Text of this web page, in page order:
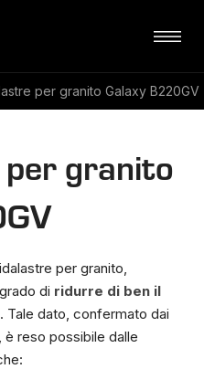
per granito Galaxy B220GV
granito
per granito,
di ridurre di ben il
. Tale dato, confermato dai
è reso possibile dalle